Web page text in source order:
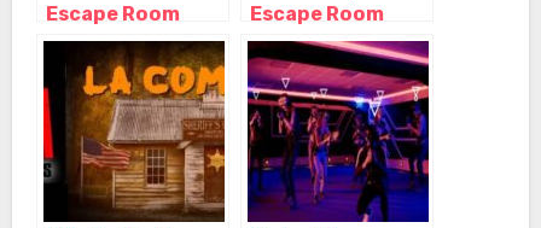
Escape Room
Alicante,
Alicante
(Alacant) –
Alicante
Escape Room
Alicante,
Alicante
(Alacant) –
Alicante